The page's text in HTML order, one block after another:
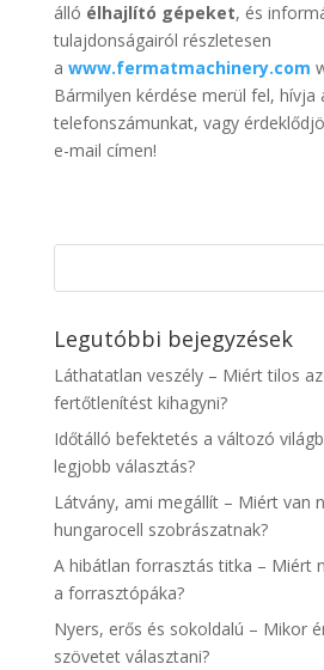
álló élhajlító gépeket, és
tulajdonságairól részletesen
a www.fermatmachinery.com
Bármilyen kérdése merül fel, hívja
telefonszámunkat, vagy
e-mail címen!
Legutóbbi bejegyzések
Láthatatlan veszély – Miért tilos
fertőtlenítést kihagyni?
Időtálló befektetés a változó
legjobb választás?
Látvány, ami megállít – Miért van
hungarocell szobrászatnak?
A hibátlan forrasztás titka – Miért
a forrasztópáka?
Nyers, erős és sokoldalú – Mikor
szövetet választani?